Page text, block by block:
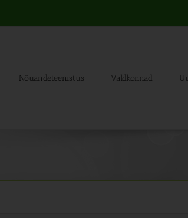
Nõuandeteenistus Valdkonnad